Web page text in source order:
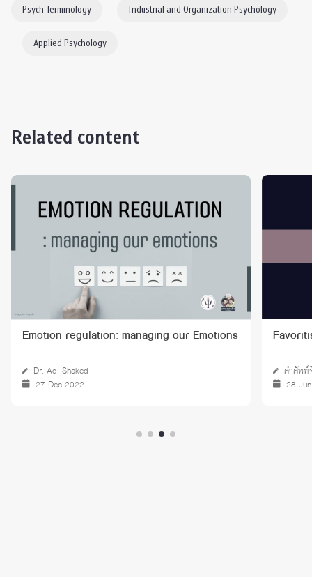
Psych Terminology Industrial and Organization Psychology
Applied Psychology
Related content
Emotion regulation: managing our Emotions
Dr. Adi Shaked
27 Dec 2022
คำศัพท์
28